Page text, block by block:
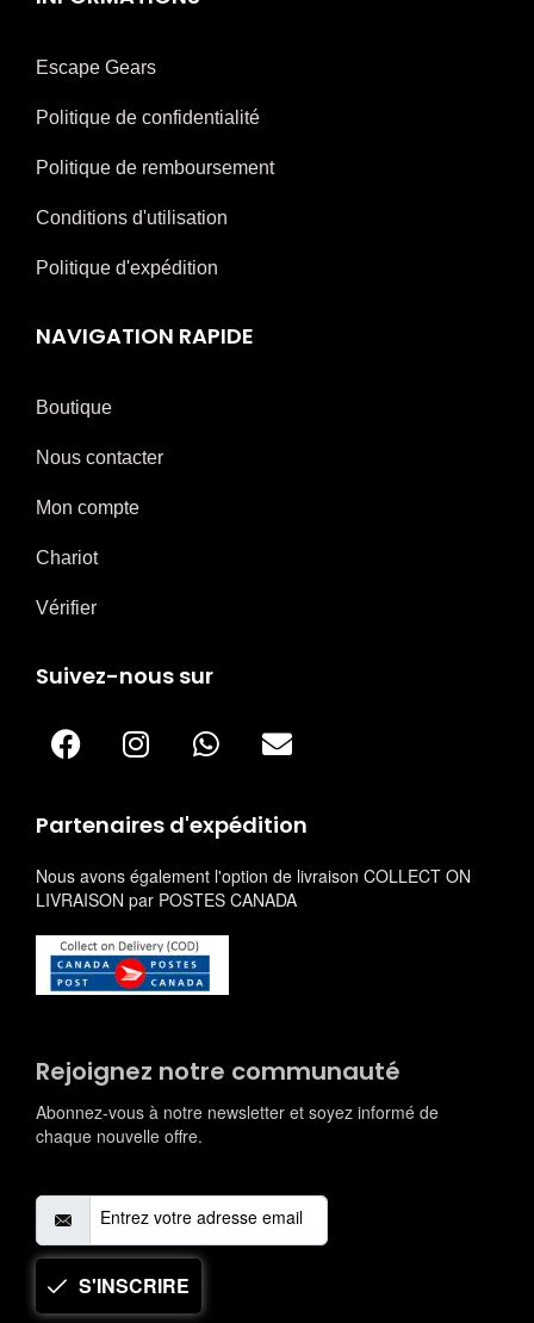
Escape Gears
Politique de confidentialité
Politique de remboursement
Conditions d'utilisation
Politique d'expédition
NAVIGATION RAPIDE
Boutique
Nous contacter
Mon compte
Chariot
Vérifier
Suivez-nous sur
Partenaires d'expédition
Nous avons également l'option de livraison COLLECT ON
LIVRAISON par POSTES CANADA
Rejoignez notre communauté
Abonnez-vous à notre newsletter et soyez informé de
chaque nouvelle offre.
S'INSCRIRE